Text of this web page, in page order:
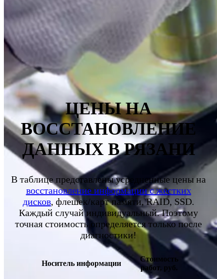
ЦЕНЫ НА
ВОССТАНОВЛЕНИЕ
ДАННЫХ ВРЯЗАНИ
В таблице представлены усредненные цены на
восстановление информации с жестких
дисков, флешек/карт памяти, RAID, SSD.
Каждый случай индивидуальный. Поэтому
точная стоимость определяется только после
диагностики!
Носитель информации
Стоимость
работ, руб.